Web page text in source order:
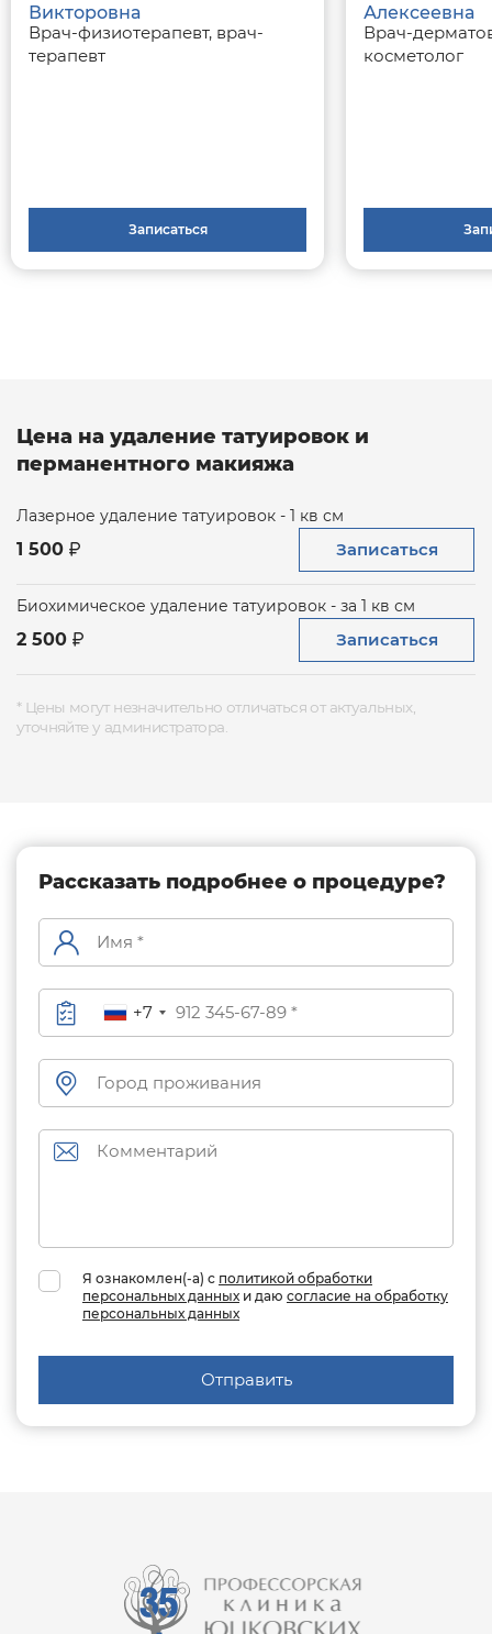
Викторовна
Врач-физиотерапевт, врач-
терапевт
Записаться
Алексеевна
Врач-
косметолог
Цена на удаление татуировок и
перманентного макияжа
Лазерное удаление татуировок - 1 кв см
1 500 Записаться
Биохимическое удаление татуировок - за 1 кв см
2 500 Записаться
* Цены могут незначительно отличаться от актуальных,
уточняйте у администратора.
Рассказать подробнее о процедуре?
+7
Я ознакомлен(-а) с политикой обработки
персональных данных и даю согласие на обработку
персональных данных
Отправить